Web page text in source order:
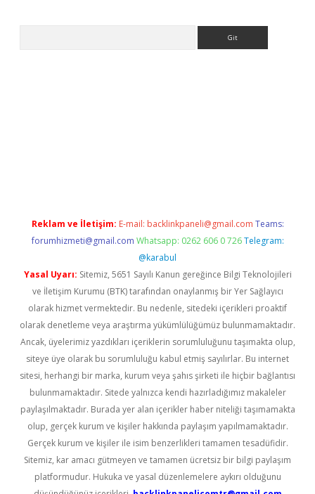
Reklam ve İletişim: E-mail: backlinkpaneli@gmail.com Teams:
forumhizmeti@gmail.com Whatsapp: 0262 606 0 726 Telegram:
@karabul
Yasal Uyarı: Sitemiz, 5651 Sayılı Kanun gereğince Bilgi Teknolojileri
ve İletişim Kurumu (BTK) tarafından onaylanmış bir Yer Sağlayıcı
olarak hizmet vermektedir. Bu nedenle, sitedeki içerikleri proaktif
olarak denetleme veya araştırma yükümlülüğümüz bulunmamaktadır.
Ancak, üyelerimiz yazdıkları içeriklerin sorumluluğunu taşımakta olup,
siteye üye olarak bu sorumluluğu kabul etmiş sayılırlar. Bu internet
sitesi, herhangi bir marka, kurum veya şahıs şirketi ile hiçbir bağlantısı
bulunmamaktadır. Sitede yalnızca kendi hazırladığımız makaleler
paylaşılmaktadır. Burada yer alan içerikler haber niteliği taşımamakta
olup, gerçek kurum ve kişiler hakkında paylaşım yapılmamaktadır.
Gerçek kurum ve kişiler ile isim benzerlikleri tamamen tesadüfidir.
Sitemiz, kar amacı gütmeyen ve tamamen ücretsiz bir bilgi paylaşım
platformudur. Hukuka ve yasal düzenlemelere aykırı olduğunu